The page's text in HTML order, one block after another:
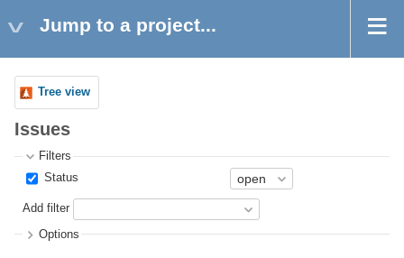
Jump to a project...
Tree view
Issues
Filters
Status
Add filter
Options